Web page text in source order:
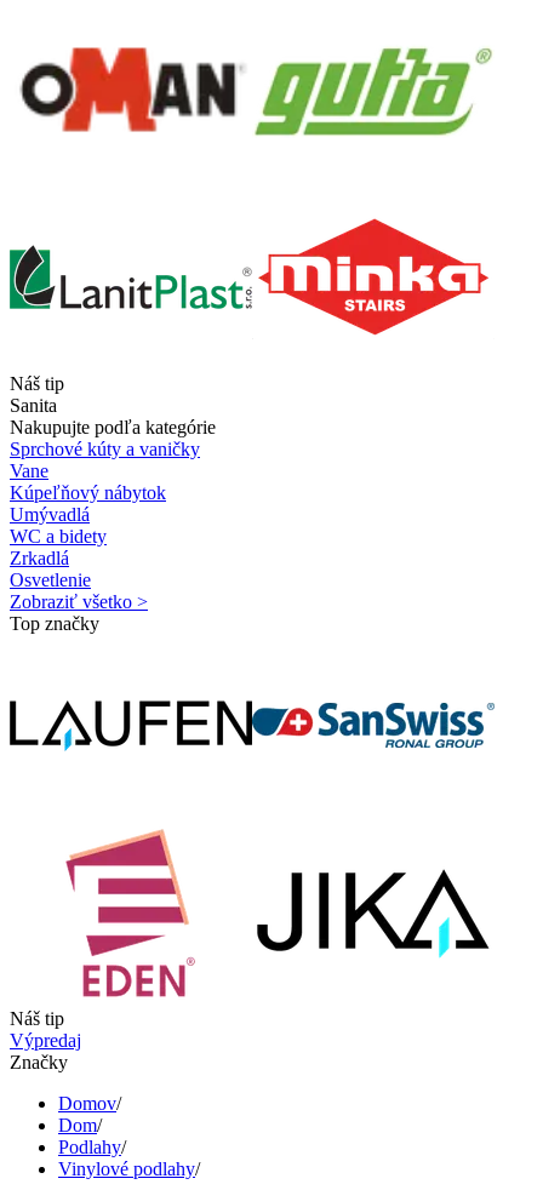
Náš tip
Sanita
Nakupujte podľa kategórie
Sprchové kúty a vaničky
Vane
Kúpeľňový nábytok
Umývadlá
WC a bidety
Zrkadlá
Osvetlenie
Zobraziť všetko >
Top značky
Náš tip
Výpredaj
Značky
Domov/
Dom/
Podlahy/
Vinylové podlahy/